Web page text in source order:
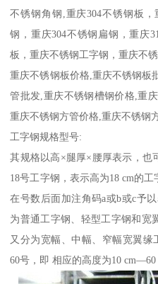
不锈钢角钢,重庆304不锈钢板
钢，重庆304不锈钢扁钢，重庆
板，重庆不锈钢工字钢，重庆不
重庆不锈钢板价格,重庆不锈钢板
管批发,重庆不锈钢槽钢价格,重
重庆不锈钢方管价格,重庆不锈钢
工字钢规格型号:
其规格以高×腿厚×腰厚表示，也
18号工字钢，表示高为18 cm的
在号数后面加注角码a或b或c予
为普通工字钢、轻型工字钢和宽
又分为宽幅、中幅、窄幅宽翼
60号，即 相应的高度为10 cm—60